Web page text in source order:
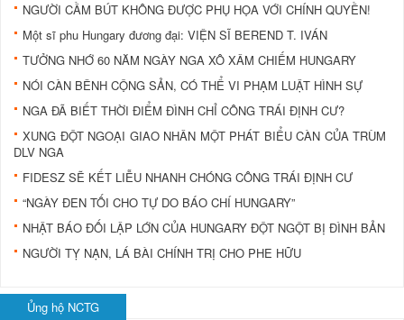
NGƯỜI CẦM BÚT KHÔNG ĐƯỢC PHỤ HỌA VỚI CHÍNH QUYỀN!
Một sĩ phu Hungary đương đại: VIỆN SĨ BEREND T. IVÁN
TƯỞNG NHỚ 60 NĂM NGÀY NGA XÔ XÂM CHIẾM HUNGARY
NÓI CÀN BÊNH CỘNG SẢN, CÓ THỂ VI PHẠM LUẬT HÌNH SỰ
NGA ĐÃ BIẾT THỜI ĐIỂM ĐÌNH CHỈ CÔNG TRÁI ĐỊNH CƯ?
XUNG ĐỘT NGOẠI GIAO NHÂN MỘT PHÁT BIỂU CÀN CỦA TRÙM
DLV NGA
FIDESZ SẼ KẾT LIỄU NHANH CHÓNG CÔNG TRÁI ĐỊNH CƯ
“NGÀY ĐEN TỐI CHO TỰ DO BÁO CHÍ HUNGARY”
NHẬT BÁO ĐỐI LẬP LỚN CỦA HUNGARY ĐỘT NGỘT BỊ ĐÌNH BẢN
NGƯỜI TỴ NẠN, LÁ BÀI CHÍNH TRỊ CHO PHE HỮU
Ủng hộ NCTG